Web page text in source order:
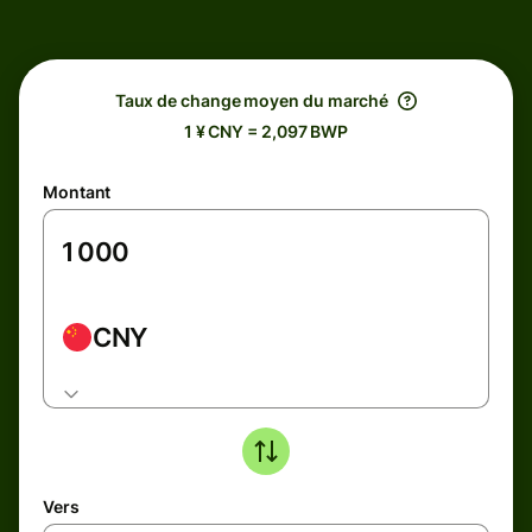
Taux de change moyen du marché
1 ¥ CNY = 2,097 BWP
Montant
CNY
Vers